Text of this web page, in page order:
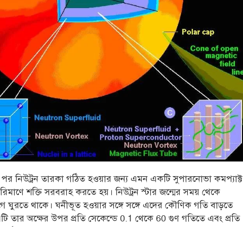
নিউট্রন তারকা গঠিত হওয়ার জন্য এমন একটি সুপারনোভা কমপ্যাক্ট
শক্তি সরবরাহ করতে হয়। নিউট্রন স্টার জন্মের সময় থেকে
ঘুরতে থাকে। ঘনীভূত হওয়ার সঙ্গে সঙ্গে এদের কৌণিক গতি বাড়তে
তার অক্ষের উপর প্রতি সেকেন্ডে 0.1 থেকে 60 গুণ গতিতে এবং প্রতি